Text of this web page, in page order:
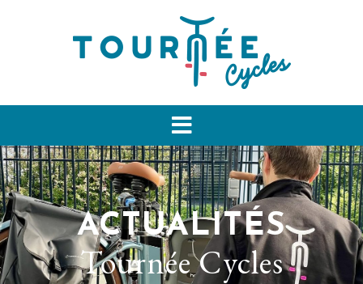
ACTUALITÉS
Tournée Cycles